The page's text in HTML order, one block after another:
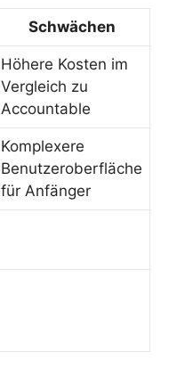
Schwächen
Höhere Kosten im
Vergleich zu
Accountable
Komplexere
Benutzeroberfläche
für Anfänger